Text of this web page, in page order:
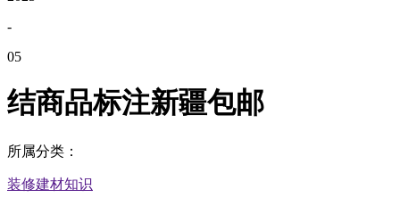
-
05
结商品标注新疆包邮
所属分类：
装修建材知识